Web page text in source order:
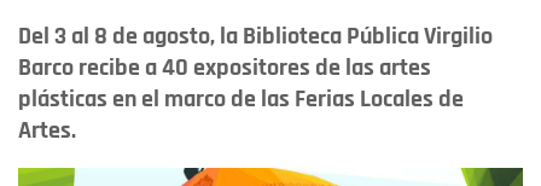
Del 3 al 8 de agosto, la Biblioteca Pública Virgilio
Barco recibe a 40 expositores de las artes
plásticas en el marco de las Ferias Locales de
Artes.